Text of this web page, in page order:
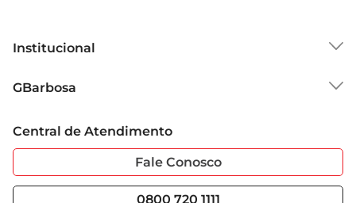
Institucional
Grupo Cencosud
Sobre Privacidade
Portal do Fornecedo
Nossas Lojas
GBarbosa
Garantia Estendida
Serviços
Central de Atendimento
Fale Conosco
0800 720 1111